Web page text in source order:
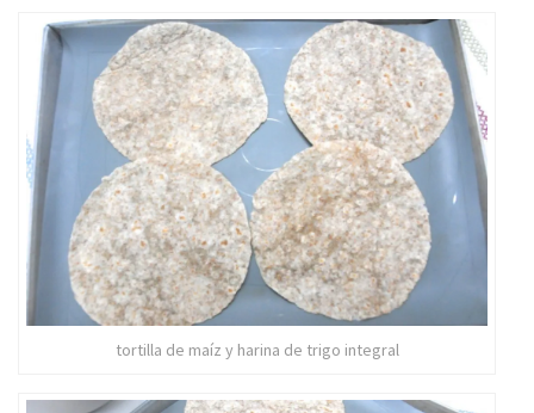
tortilla de maíz y harina de trigo integral